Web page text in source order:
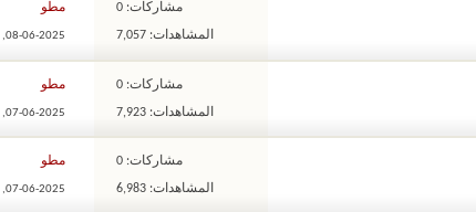
مشاركات: 0
المشاهدات: 7,057
مطو
08-06-2025,
مشاركات: 0
المشاهدات: 7,923
مطو
07-06-2025,
مشاركات: 0
المشاهدات: 6,983
مطو
07-06-2025,